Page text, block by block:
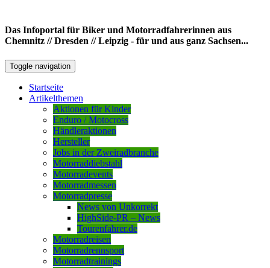
Das Infoportal für Biker und Motorradfahrerinnen aus
Chemnitz // Dresden // Leipzig - für und aus ganz Sachsen...
Toggle navigation
Startseite
Artikelthemen
Aktionen für Kinder
Enduro / Motocross
Händleraktionen
Hersteller
Jobs in der Zweiradbranche
Motorraddiebstahl
Motorradevents
Motorradmessen
Motorradpresse
News von Unkorrekt
HighSide-PR – News
Tourenfahrer.de
Motorradreisen
Motorradrennsport
Motorradtrainings